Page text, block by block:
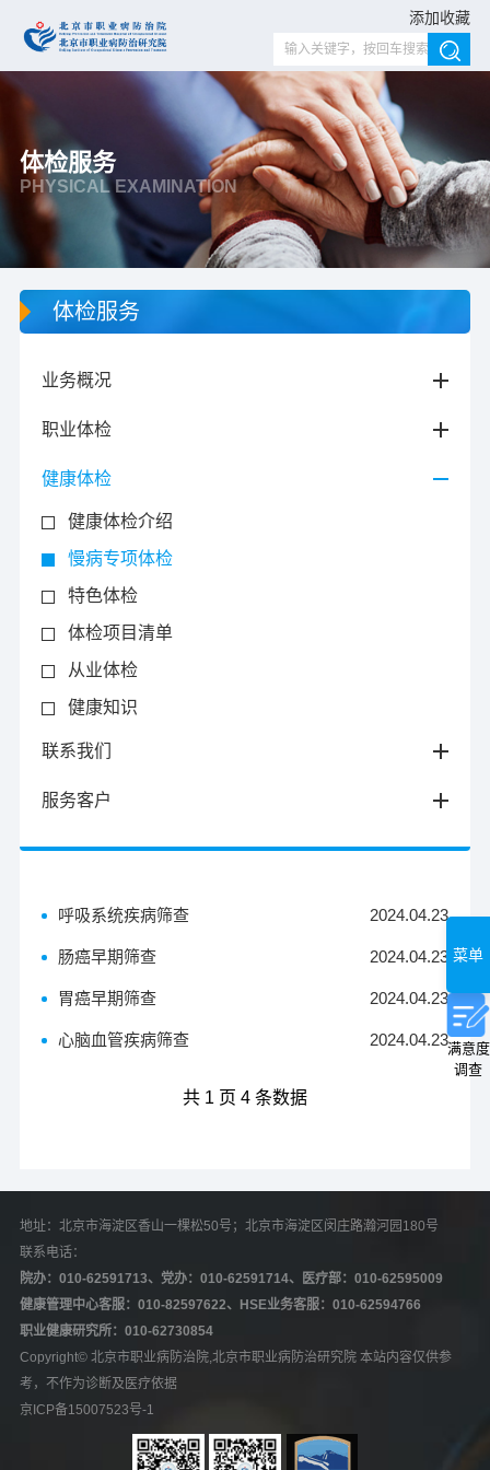
添加收藏
菜单
体检服务
PHYSICAL EXAMINATION
体检服务
业务概况
职业体检
健康体检
健康体检介绍
慢病专项体检
特色体检
体检项目清单
从业体检
健康知识
联系我们
服务客户
呼吸系统疾病筛查 2024.04.23
肠癌早期筛查 2024.04.23
胃癌早期筛查 2024.04.23
心脑血管疾病筛查 2024.04.23
共 1 页 4 条数据
地址：北京市海淀区香山一棵松50号；北京市海淀区闵庄路瀚河园180号
联系电话：
院办：010-62591713、党办：010-62591714、医疗部：010-62595009
健康管理中心客服：010-82597622、HSE业务客服：010-62594766
职业健康研究所：010-62730854
Copyright© 北京市职业病防治院,北京市职业病防治研究院 本站内容仅供参
考，不作为诊断及医疗依据
京ICP备15007523号-1
满意度
调查